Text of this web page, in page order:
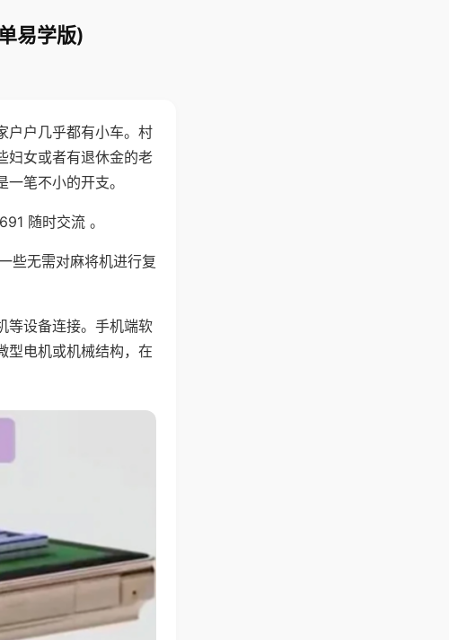
易学版)
户户几乎都有小车。村
妇女或者有退休金的老
笔不小的开支。
随时交流 。
些无需对麻将机进行复
等设备连接。手机端软
型电机或机械结构，在